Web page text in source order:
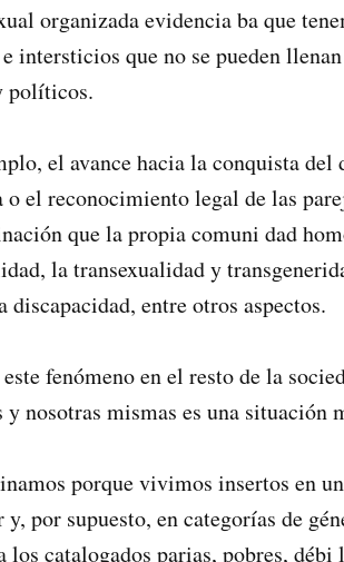
organizada evidencia­ ba que
intersticios que no se pueden
políticos.
el avance hacia la conquista
o el reconocimiento legal de las
que la propia comuni­ dad
la transexualidad y
discapacidad, entre otros aspectos.
fenómeno en el resto de la
y nosotras mismas es una situación
porque vivimos insertos en
y, por supuesto, en categorías de
los catalogados parias, pobres,